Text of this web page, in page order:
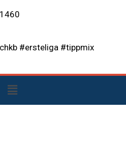
#ersteliga #tippmix